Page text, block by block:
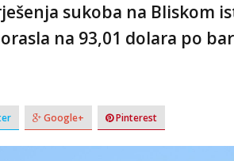
sukoba na Bliskom
na 93,01 dolara po
Google+ Pinterest